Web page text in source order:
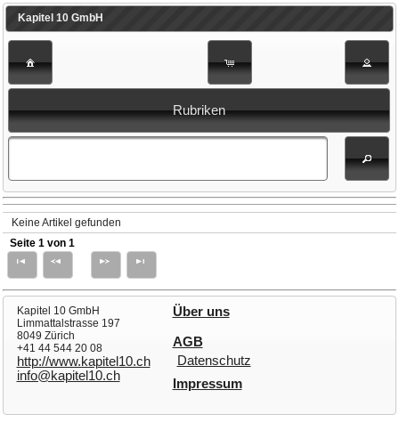
Kapitel 10 GmbH
Rubriken
Keine Artikel gefunden
Seite 1 von 1
Kapitel 10 GmbH
Limmattalstrasse 197
8049 Zürich
+41 44 544 20 08
http://www.kapitel10.ch
info@kapitel10.ch
Über uns
AGB
Datenschutz
Impressum